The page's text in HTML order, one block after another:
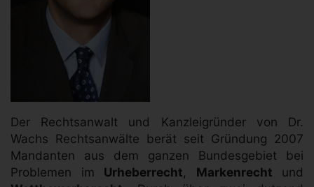
Der Rechtsanwalt und Kanzleigründer von Dr.
Wachs Rechtsanwälte berät seit Gründung 2007
Mandanten aus dem ganzen Bundesgebiet bei
Problemen im Urheberrecht, Markenrecht und